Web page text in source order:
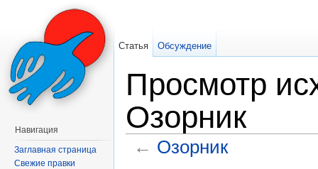
Просмотр
Озорник
← Озорник
Статья Обсуждение
Навигация
Заглавная страница
Свежие правки